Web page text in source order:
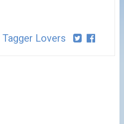
Tagger Lovers